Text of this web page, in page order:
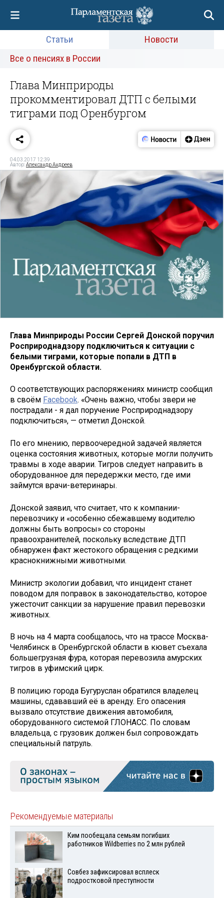
Статьи
Новости
Все о пенсиях в России
Глава Минприроды
прокомментировал ДТП с белыми
тиграми под Оренбургом
04.03.2017 12:39
Автор:Александр Андреев
Глава Минприроды России Сергей Донской поручил
Росприроднадзору подключиться к ситуации с
белыми тиграми, которые попали в ДТП в
Оренбургской области.
О соответствующих распоряжениях министр сообщил
в своём Facebook. «Очень важно, чтобы звери не
пострадали - я дал поручение Росприроднадзору
подключиться», — отметил Донской.
По его мнению, первоочередной задачей является
оценка состояния животных, которые могли получить
травмы в ходе аварии. Тигров следует направить в
оборудованное для передержки место, где ими
займутся врачи-ветеринары.
Донской заявил, что считает, что к компании-
перевозчику и «особенно сбежавшему водителю
должны быть вопросы» со стороны
правоохранителей, поскольку вследствие ДТП
обнаружен факт жестокого обращения с редкими
краснокнижными животными.
Министр экологии добавил, что инцидент станет
поводом для поправок в законодательство, которое
ужесточит санкции за нарушение правил перевозки
животных.
В ночь на 4 марта сообщалось, что на трассе Москва-
Челябинск в Оренбургской области в кювет съехала
большегрузная фура, которая перевозила амурских
тигров в уфимский цирк.
В полицию города Бугуруслан обратился владелец
машины, сдававший её в аренду. Его опасения
вызвало отсутствие движения автомобиля,
оборудованного системой ГЛОНАСС. По словам
владельца, с грузовик должен был сопровождать
специальный патруль.
Рекомендуемые материалы
Ким пообещала семьям погибших
работников Wildberries по 2 млн рублей
Совбез зафиксировал всплеск
подростковой преступности